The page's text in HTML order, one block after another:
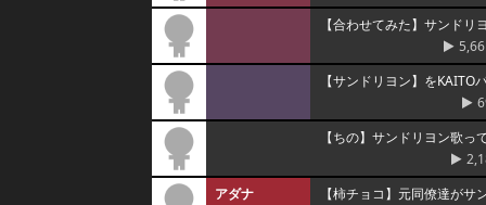
【合わせてみた】サンド
【サンドリヨン】をKAITO
【ちの】サンドリヨン歌っ
アダナ
【柿チョコ】元同僚達が